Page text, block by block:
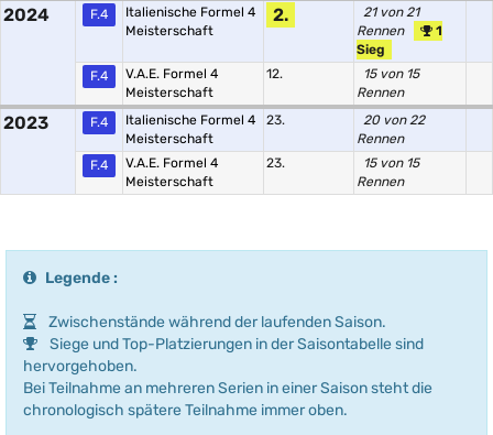
2024 F.4
Italienische Formel 4
Meisterschaft
2.
21 von 21
Rennen
1
Sieg
F.4
V.A.E. Formel 4
Meisterschaft
12.
15 von 15
Rennen
2023 F.4
Italienische Formel 4
Meisterschaft
23.
20 von 22
Rennen
F.4
V.A.E. Formel 4
Meisterschaft
23.
15 von 15
Rennen
Legende :
Zwischenstände während der laufenden Saison.
Siege und Top-Platzierungen in der Saisontabelle sind
hervorgehoben.
Bei Teilnahme an mehreren Serien in einer Saison steht die
chronologisch spätere Teilnahme immer oben.